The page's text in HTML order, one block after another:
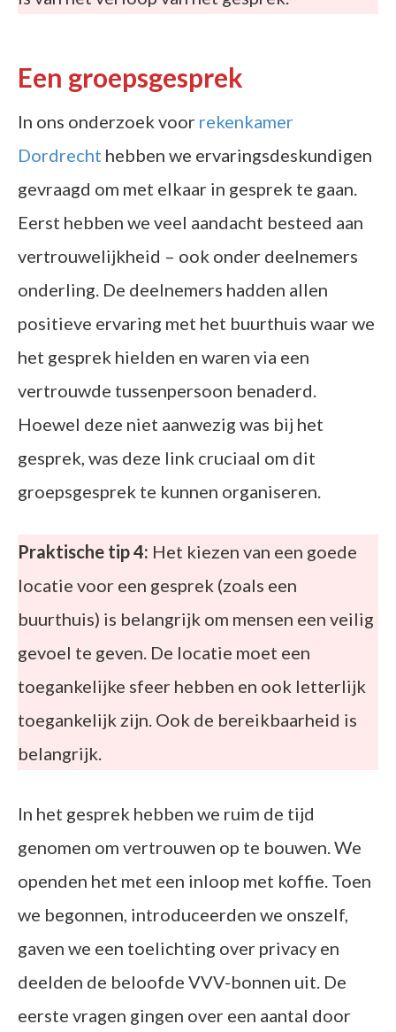
Een groepsgesprek
In ons onderzoek voor rekenkamer
Dordrecht hebben we ervaringsdeskundigen
gevraagd om met elkaar in gesprek te gaan.
Eerst hebben we veel aandacht besteed aan
vertrouwelijkheid – ook onder deelnemers
onderling. De deelnemers hadden allen
positieve ervaring met het buurthuis waar we
het gesprek hielden en waren via een
vertrouwde tussenpersoon benaderd.
Hoewel deze niet aanwezig was bij het
gesprek, was deze link cruciaal om dit
groepsgesprek te kunnen organiseren.
Praktische tip 4: Het kiezen van een goede
locatie voor een gesprek (zoals een
buurthuis) is belangrijk om mensen een veilig
gevoel te geven. De locatie moet een
toegankelijke sfeer hebben en ook letterlijk
toegankelijk zijn. Ook de bereikbaarheid is
belangrijk.
In het gesprek hebben we ruim de tijd
genomen om vertrouwen op te bouwen. We
openden het met een inloop met koffie. Toen
we begonnen, introduceerden we onszelf,
gaven we een toelichting over privacy en
deelden de beloofde VVV-bonnen uit. De
eerste vragen gingen over een aantal door